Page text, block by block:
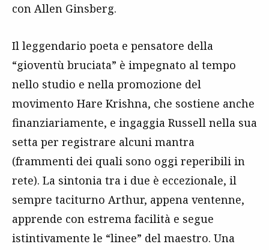
con Allen Ginsberg.
Il leggendario poeta e pensatore della
“gioventù bruciata” è impegnato al tempo
nello studio e nella promozione del
movimento Hare Krishna, che sostiene anche
finanziariamente, e ingaggia Russell nella sua
setta per registrare alcuni mantra
(frammenti dei quali sono oggi reperibili in
rete). La sintonia tra i due è eccezionale, il
sempre taciturno Arthur, appena ventenne,
apprende con estrema facilità e segue
istintivamente le “linee” del maestro. Una